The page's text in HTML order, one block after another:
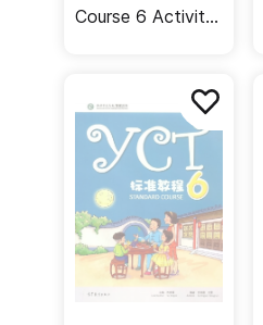
Course 6 Activity